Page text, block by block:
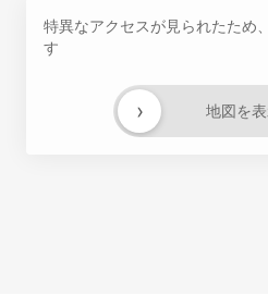
特異なアクセスが見られたため
す
地図を
›